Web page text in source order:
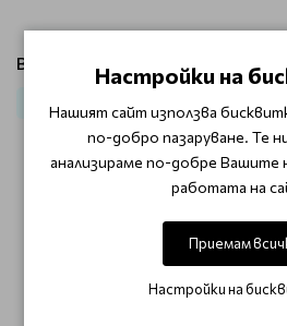
Виж продукти от категория:
ОТЗИВИ (0)
Този продукт
НАПИШЕТЕ
Настройки на
Нашият сайт използва
по-добро пазаруване. Те
анализираме по-добре Вашите
работата на
Приемам
Настройки на